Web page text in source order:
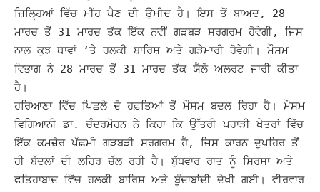
ਜ਼ਿਲ੍ਹਿਆਂ ਵਿੱਚ ਮੀਂਹ ਪੈਣ ਦੀ ਉਮੀਦ ਹੈ।ਇਸ ਤੋਂ ਬਾਅਦ, 28
ਮਾਰਚ ਤੋਂ 31 ਮਾਰਚ ਤੱਕ ਇੱਕ ਨਵੀਂ ਗੜਬੜ ਸਰਗਰਮ ਹੋਵੇਗੀ, ਜਿਸ
ਨਾਲ ਕੁਝ ਥਾਵਾਂ ‘ਤੇ ਹਲਕੀ ਬਾਰਿਸ਼ ਅਤੇ ਗੜੇਮਾਰੀ ਹੋਵੇਗੀ। ਮੌਸਮ
ਵਿਭਾਗ ਨੇ 28 ਮਾਰਚ ਤੋਂ 31 ਮਾਰਚ ਤੱਕ ਯੈਲੋ ਅਲਰਟ ਜਾਰੀ ਕੀਤਾ
ਹੈ।
ਹਰਿਆਣਾ ਵਿੱਚ ਪਿਛਲੇ ਦੋ ਹਫ਼ਤਿਆਂ ਤੋਂ ਮੌਸਮ ਬਦਲ ਰਿਹਾ ਹੈ। ਮੌਸਮ
ਵਿਗਿਆਨੀ ਡਾ. ਚੰਦਰਮੋਹਨ ਨੇ ਕਿਹਾ ਕਿ ਉੱਤਰੀ ਪਹਾੜੀ ਖੇਤਰਾਂ ਵਿੱਚ
ਇੱਕ ਕਮਜ਼ੋਰ ਪੱਛਮੀ ਗੜਬੜੀ ਸਰਗਰਮ ਹੈ, ਜਿਸ ਕਾਰਨ ਦੁਪਹਿਰ ਤੋਂ
ਹੀ ਬੱਦਲਾਂ ਦੀ ਲਹਿਰ ਚੱਲ ਰਹੀ ਹੈ। ਬੁੱਧਵਾਰ ਰਾਤ ਨੂੰ ਸਿਰਸਾ ਅਤੇ
ਫਤਿਹਾਬਾਦ ਵਿੱਚ ਹਲਕੀ ਬਾਰਿਸ਼ ਅਤੇ ਬੂੰਦਾਬਾਂਦੀ ਦੇਖੀ ਗਈ। ਵੀਰਵਾਰ